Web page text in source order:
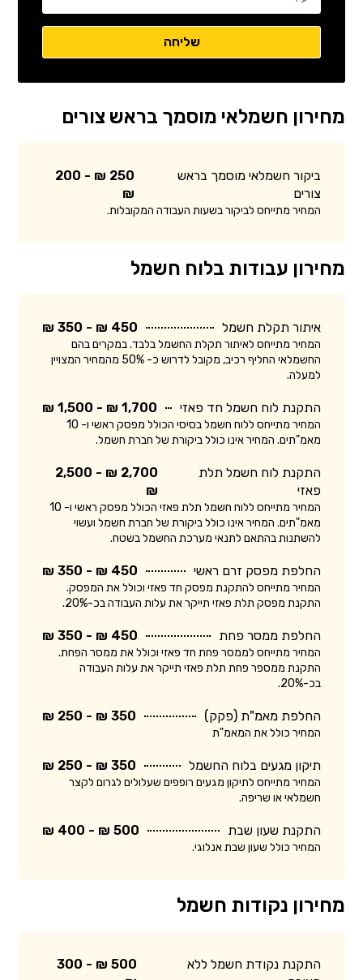
מחירון חשמלאי מוסמך בראש צורים
ביקור חשמלאי מוסמך בראש
צורים
250 ₪ - 200
₪
המחיר מתייחס לביקור בשעות העבודה המקובלות.
מחירון עבודות בלוח חשמל
איתור תקלת חשמל 450 ₪ - 350 ₪
המחיר מתייחס לאיתור תקלת החשמל בלבד. במקרים בהם
החשמלאי החליף רכיב, מקובל לדרוש כ- 50% מהמחיר המצויין
למעלה.
התקנת לוח חשמל חד פאזי 1,700 ₪ - 1,500 ₪
המחיר מתייחס ללוח חשמל בסיסי הכולל מפסק ראשי ו- 10
מאמ"תים. המחיר אינו כולל ביקורת של חברת חשמל.
התקנת לוח חשמל תלת
פאזי
2,700 ₪ - 2,500
₪
המחיר מתייחס ללוח חשמל תלת פאזי הכולל מפסק ראשי ו- 10
מאמ"תים. המחיר אינו כולל ביקורת של חברת חשמל ועשוי
להשתנות בהתאם לתנאי מערכת החשמל בשטח.
החלפת מפסק זרם ראשי 450 ₪ - 350 ₪
המחיר מתייחס להתקנת מפסק חד פאזי וכולל את המפסק.
התקנת מפסק תלת פאזי תייקר את עלות העבודה בכ-20%.
החלפת ממסר פחת 450 ₪ - 350 ₪
המחיר מתייחס לממסר פחת חד פאזי וכולל את ממסר הפחת.
התקנת ממספר פחת תלת פאזי תייקר את עלות העבודה
בכ-20%.
החלפת מאמ"ת (פקק) 350 ₪ - 250 ₪
המחיר כולל את המאמ"ת
תיקון מגעים בלוח החשמל 350 ₪ - 250 ₪
המחיר מתייחס לתיקון מגעים רופפים שעלולים לגרום לקצר
חשמלאי או שריפה.
התקנת שעון שבת 500 ₪ - 400 ₪
המחיר כולל שעון שבת אנלוגי.
מחירון נקודות חשמל
התקנת נקודת חשמל ללא
500 ₪ - 300